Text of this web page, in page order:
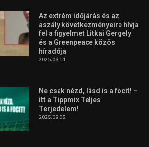
Az extrém időjárás és az
aszály következményeire hívja
fel a figyelmet Litkai Gergely
és a Greenpeace közös
híradója
2025.08.14.
Ne csak nézd, lásd is a focit! –
itt a Tippmix Teljes
Terjedelem!
2025.08.05.